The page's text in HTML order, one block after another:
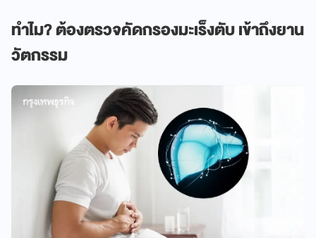
ทำไม? ต้องตรวจคัดกรองมะเร็งตับ เข้าถึงยาน
วัตกรรม